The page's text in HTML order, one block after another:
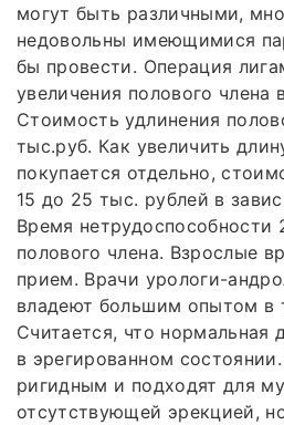
могут быть различными,
недовольны имеющимися
бы провести. Операция
увеличения полового члена
Стоимость удлинения
тыс.руб. Как увеличить
покупается отдельно,
15 до 25 тыс. рублей в
Время нетрудоспособности
полового члена. Взрослые
прием. Врачи урологи-
владеют большим опытом в
Считается, что нормальная
в эрегированном
ригидным и подходят для
отсутствующей эрекцией,